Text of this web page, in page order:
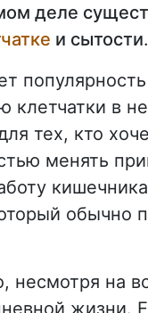
деле
и сытости.
в
тех, кто
менять
обычно
несмотря на
жизни.